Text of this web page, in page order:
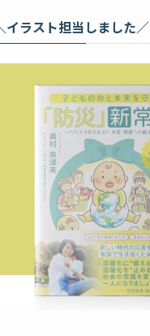
イラスト担当しました／